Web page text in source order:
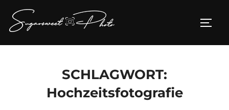
Inhalt
springen
SCHLAGWORT:
Hochzeitsfotografie